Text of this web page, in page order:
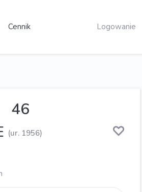
Cennik Logowanie
46
(ur. 1956)